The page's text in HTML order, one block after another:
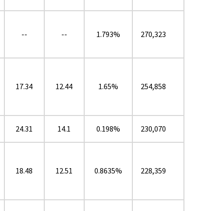
-- -- 1.793% 270,323
17.34 12.44 1.65% 254,858
24.31 14.1 0.198% 230,070
18.48 12.51 0.8635% 228,359